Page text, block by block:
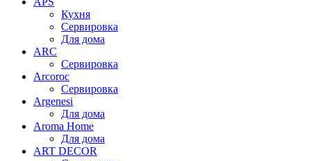
Кухня
Сервировка
Для дома
ARC
Сервировка
Arcoroc
Сервировка
Argenesi
Для дома
Aroma Home
Для дома
ART DECOR